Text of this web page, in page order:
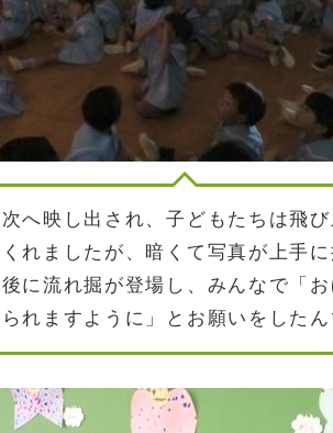
へ映し出され、子どもたちは飛
れましたが、暗くて写真が上手
に流れ掘が登場し、みんなで「
れますように」とお願いをした